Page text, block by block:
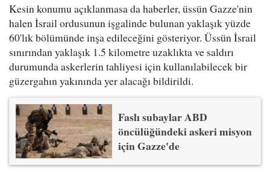
Kesin konumu açıklanmasa da haberler, üssün Gazze'nin
halen İsrail ordusunun işgalinde bulunan yaklaşık yüzde
60'lık bölümünde inşa edileceğini gösteriyor. Üssün İsrail
sınırından yaklaşık 1.5 kilometre uzaklıkta ve saldırı
durumunda askerlerin tahliyesi için kullanılabilecek bir
güzergahın yakınında yer alacağı bildirildi.
Faslı subaylar ABD
öncülüğündeki askeri misyon
için Gazze'de